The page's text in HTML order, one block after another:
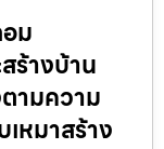
ม
ร้างบ้าน
ามความ
หมาสร้าง